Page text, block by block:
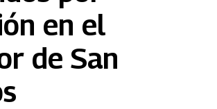
en el
de San